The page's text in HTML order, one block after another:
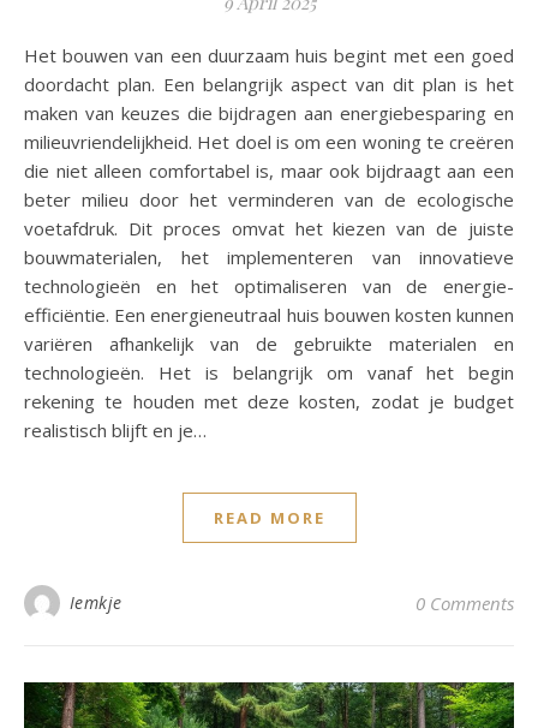
Het bouwen van een duurzaam huis begint met een goed
doordacht plan. Een belangrijk aspect van dit plan is het
maken van keuzes die bijdragen aan energiebesparing en
milieuvriendelijkheid. Het doel is om een woning te creëren
die niet alleen comfortabel is, maar ook bijdraagt aan een
beter milieu door het verminderen van de ecologische
voetafdruk. Dit proces omvat het kiezen van de juiste
bouwmaterialen, het implementeren van innovatieve
technologieën en het optimaliseren van de energie-
efficiëntie. Een energieneutraal huis bouwen kosten kunnen
variëren afhankelijk van de gebruikte materialen en
technologieën. Het is belangrijk om vanaf het begin
rekening te houden met deze kosten, zodat je budget
realistisch blijft en je…
READ MORE
Iemkje 0 Comments